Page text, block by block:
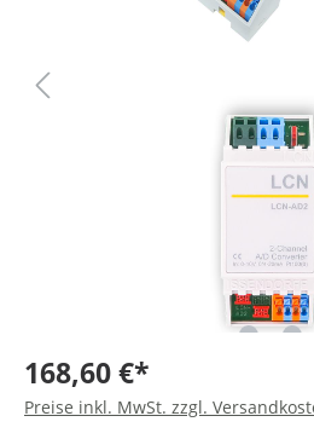
168,60 €*
Preise inkl. MwSt. zzgl.